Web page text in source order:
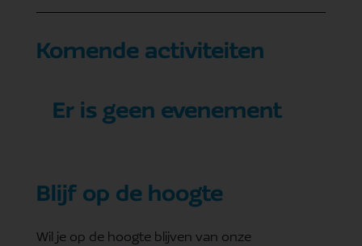
Komende activiteiten
Er is geen evenement
Blijf op de hoogte
Wil je op de hoogte blijven van onze